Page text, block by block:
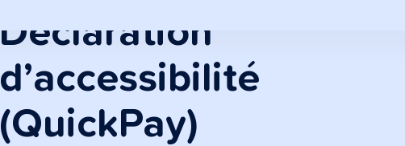
Coffre-fort numérique gratuit
Stockez vos factures, contrats et autres
documents facilement, gratuit et en toute
Déclaration
d’accessibilité
(QuickPay)